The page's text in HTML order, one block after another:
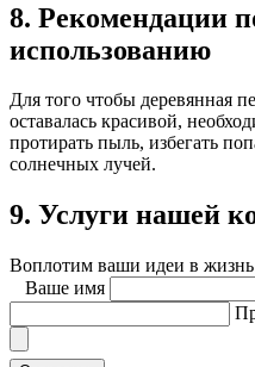
8. Рекомендации
использованию
Для того чтобы деревянная
оставалась красивой,
протирать пыль, избегать
солнечных лучей.
9. Услуги нашей
Воплотим ваши идеи в жизнь
Ваше имя